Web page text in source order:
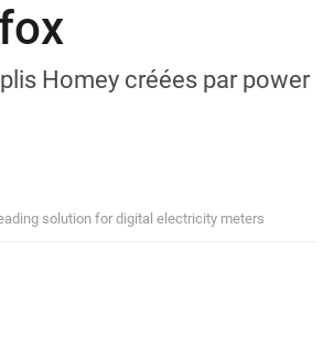
Homey créées par power
solution for digital electricity meters